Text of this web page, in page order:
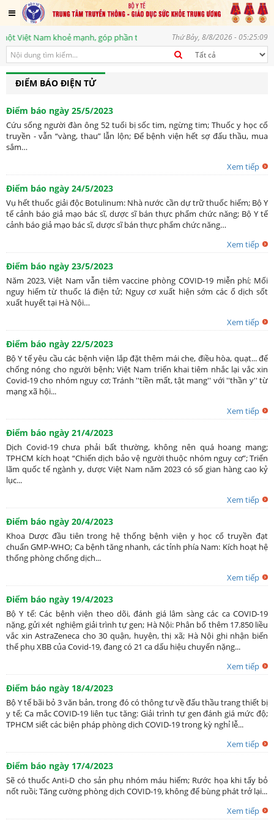
Việt Nam khoẻ mạnh, góp phần thực hiện mục tiêu phát triển bền
Thứ Bảy, 8/8/2026 - 05:25:09
ĐIỂM BÁO ĐIỆN TỬ
Điểm báo ngày 25/5/2023
Cứu sống người đàn ông 52 tuổi bị sốc tim, ngừng tim; Thuốc y học cổ
truyền - vẫn “vàng, thau” lẫn lộn; Để bệnh viện hết sợ đấu thầu, mua
sắm…
Xem tiếp
Điểm báo ngày 24/5/2023
Vụ hết thuốc giải độc Botulinum: Nhà nước cần dự trữ thuốc hiếm; Bộ Y
tế cảnh báo giả mạo bác sĩ, dược sĩ bán thực phẩm chức năng; Bộ Y tế
cảnh báo giả mạo bác sĩ, dược sĩ bán thực phẩm chức năng…
Xem tiếp
Điểm báo ngày 23/5/2023
Năm 2023, Việt Nam vẫn tiêm vaccine phòng COVID-19 miễn phí; Mối
nguy hiểm từ thuốc lá điện tử; Nguy cơ xuất hiện sớm các ổ dịch sốt
xuất huyết tại Hà Nội…
Xem tiếp
Điểm báo ngày 22/5/2023
Bộ Y tế yêu cầu các bệnh viện lắp đặt thêm mái che, điều hòa, quạt... để
chống nóng cho người bệnh; Việt Nam triển khai tiêm nhắc lại vắc xin
Covid-19 cho nhóm nguy cơ; Tránh ''tiền mất, tật mang'' với ''thần y'' từ
mạng xã hội...
Xem tiếp
Điểm báo ngày 21/4/2023
Dịch Covid-19 chưa phải bất thường, không nên quá hoang mang;
TPHCM kích hoạt “Chiến dịch bảo vệ người thuộc nhóm nguy cơ”; Triển
lãm quốc tế ngành y, dược Việt Nam năm 2023 có số gian hàng cao kỷ
lục...
Xem tiếp
Điểm báo ngày 20/4/2023
Khoa Dược đầu tiên trong hệ thống bệnh viện y học cổ truyền đạt
chuẩn GMP-WHO; Ca bệnh tăng nhanh, các tỉnh phía Nam: Kích hoạt hệ
thống phòng chống dịch...
Xem tiếp
Điểm báo ngày 19/4/2023
Bộ Y tế: Các bệnh viện theo dõi, đánh giá lâm sàng các ca COVID-19
nặng, gửi xét nghiệm giải trình tự gen; Hà Nội: Phân bổ thêm 17.850 liều
vắc xin AstraZeneca cho 30 quận, huyện, thị xã; Hà Nội ghi nhận biến
thể phụ XBB của Covid-19, đang có 21 ca dấu hiệu chuyển nặng...
Xem tiếp
Điểm báo ngày 18/4/2023
Bộ Y tế bãi bỏ 3 văn bản, trong đó có thông tư về đấu thầu trang thiết bị
y tế; Ca mắc COVID-19 liên tục tăng: Giải trình tự gen đánh giá mức độ;
TPHCM siết các biện pháp phòng dịch COVID-19 trong kỳ nghỉ lễ...
Xem tiếp
Điểm báo ngày 17/4/2023
Sẽ có thuốc Anti-D cho sản phụ nhóm máu hiếm; Rước họa khi tẩy bỏ
nốt ruồi; Tăng cường phòng dịch COVID-19, không để bùng phát trở lại...
Xem tiếp